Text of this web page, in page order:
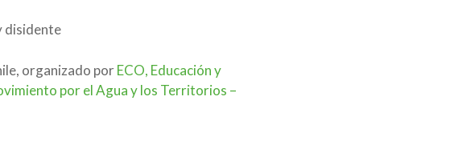
disidente
organizado porECO, Educación y
por el Agua y los Territorios –